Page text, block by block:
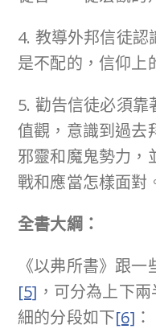
4. 教導外邦信徒
是不配的，信仰上
5. 勸告信徒必須
值觀，意識到過去
邪靈和魔鬼勢力，
戰和應當怎樣面對
全書大綱：
《以弗所書》跟
[5] ，可分為上下
細的分段如下[6] ：